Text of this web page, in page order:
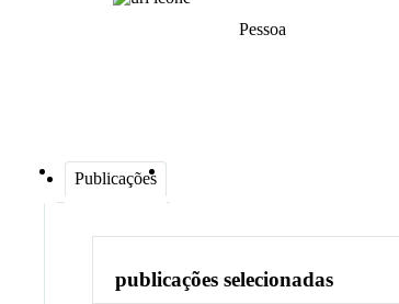
Pessoa
Publicações
publicações selecionadas